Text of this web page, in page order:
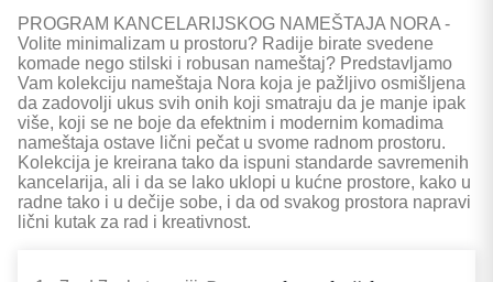
PROGRAM KANCELARIJSKOG NAMEŠTAJA NORA -
Volite minimalizam u prostoru? Radije birate svedene
komade nego stilski i robusan nameštaj? Predstavljamo
Vam kolekciju nameštaja Nora koja je pažljivo osmišljena
da zadovolji ukus svih onih koji smatraju da je manje ipak
više, koji se ne boje da efektnim i modernim komadima
nameštaja ostave lični pečat u svome radnom prostoru.
Kolekcija je kreirana tako da ispuni standarde savremenih
kancelarija, ali i da se lako uklopi u kućne prostore, kako u
radne tako i u dečije sobe, i da od svakog prostora napravi
lični kutak za rad i kreativnost.